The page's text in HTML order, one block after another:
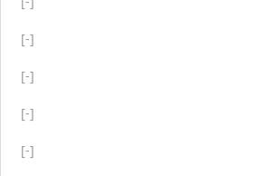
[-]
[-]
[-]
[-]